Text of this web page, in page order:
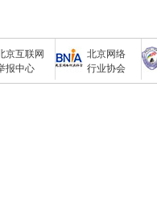
京互联网
报中心
北京网络
行业协会